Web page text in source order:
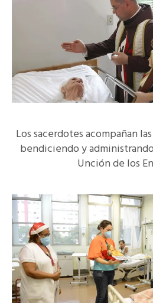
Los sacerdotes acompañan
bendiciendo y
Unción de los